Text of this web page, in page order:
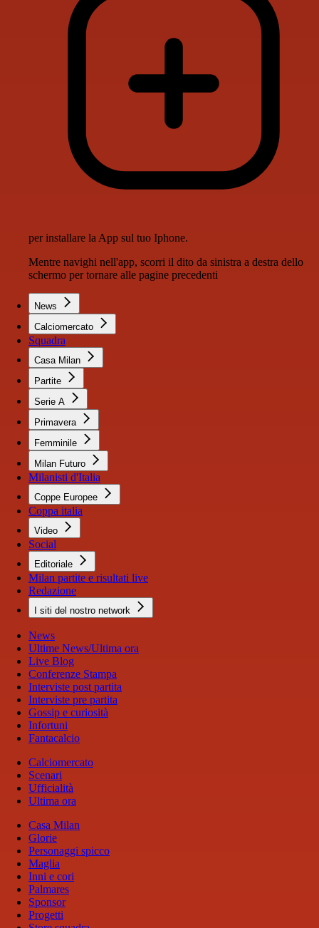
per installare la App sul tuo Iphone.
Mentre navighi nell'app, scorri il dito da sinistra a destra dello
schermo per tornare alle pagine precedenti
News
Calciomercato
Squadra
Casa Milan
Partite
Serie A
Primavera
Femminile
Milan Futuro
Milanisti d'Italia
Coppe Europee
Coppa italia
Video
Social
Editoriale
Milan partite e risultati live
Redazione
I siti del nostro network
News
Ultime News/Ultima ora
Live Blog
Conferenze Stampa
Interviste post partita
Interviste pre partita
Gossip e curiosità
Infortuni
Fantacalcio
Calciomercato
Scenari
Ufficialità
Ultima ora
Casa Milan
Glorie
Personaggi spicco
Maglia
Inni e cori
Palmares
Sponsor
Progetti